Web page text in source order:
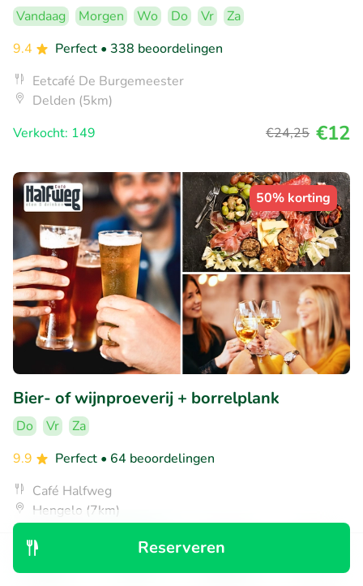
Reserveren
Vandaag Morgen Wo Do Vr
Za
9.4
Perfect • 338 beoordelingen
Eetcafé De Burgemeester
Delden (5km)
Verkocht: 149
€24,25 €12
50% korting
Bier- of wijnproeverij + borrelplank
Do Vr
Za
9.9
Perfect • 64 beoordelingen
Café Halfweg
Hengelo (7km)
Verkocht: 57